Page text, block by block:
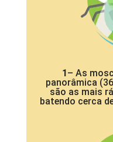
1– As
panorâmica
são as mais
batendo cerca